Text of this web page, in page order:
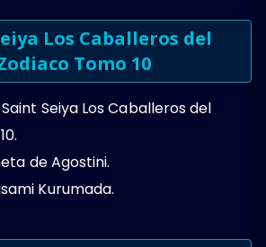
Los Caballeros del
Tomo 10
Seiya Los Caballeros del
de Agostini.
Kurumada.